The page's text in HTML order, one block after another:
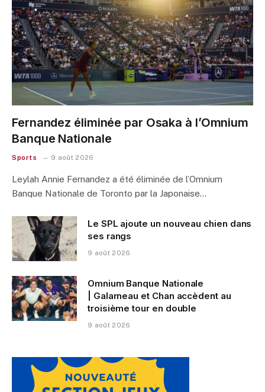
Fernandez éliminée par Osaka à l’Omnium
Banque Nationale
Sports 9 août 2026
Leylah Annie Fernandez a été éliminée de l’Omnium
Banque Nationale de Toronto par la Japonaise…
Le SPL ajoute un nouveau chien dans
ses rangs
9 août 2026
Omnium Banque Nationale
| Galarneau et Chan accèdent au
troisième tour en double
9 août 2026